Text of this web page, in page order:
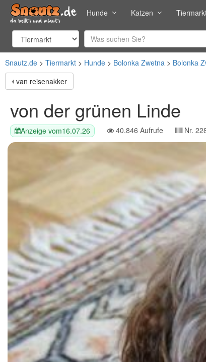
Hunde Katzen
Snautz.de Tiermarkt Hunde Bolonka Zwetna Bolonka
van reisenakker
von der grünen Linde
Anzeige vom16.07.26 40.846 Aufrufe Nr.